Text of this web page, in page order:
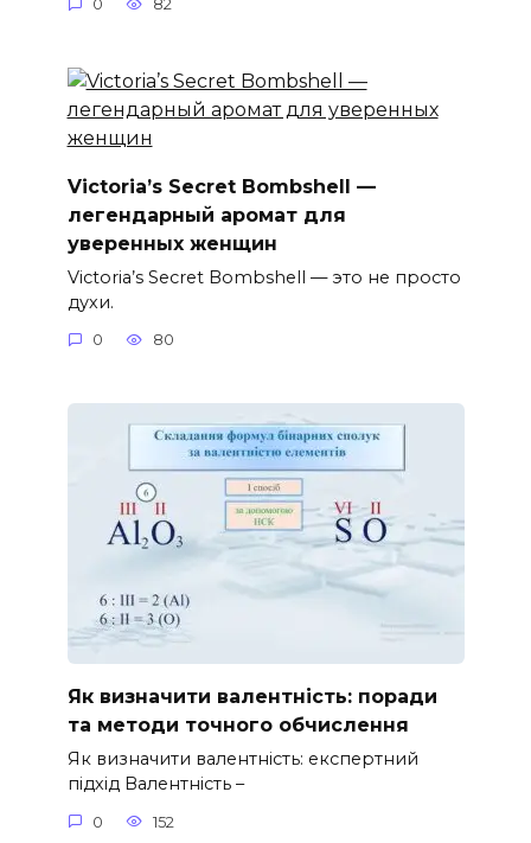
0 82
Victoria’s Secret Bombshell —
легендарный аромат для
уверенных женщин
Victoria’s Secret Bombshell — это не просто
духи.
0 80
Як визначити валентність: поради
та методи точного обчислення
Як визначити валентність: експертний
підхід Валентність –
0 152